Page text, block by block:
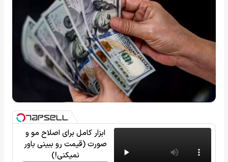
ابزار کامل برای اصلاح مو و
صورت (قیمت رو ببینی باور
نمیکنی!)